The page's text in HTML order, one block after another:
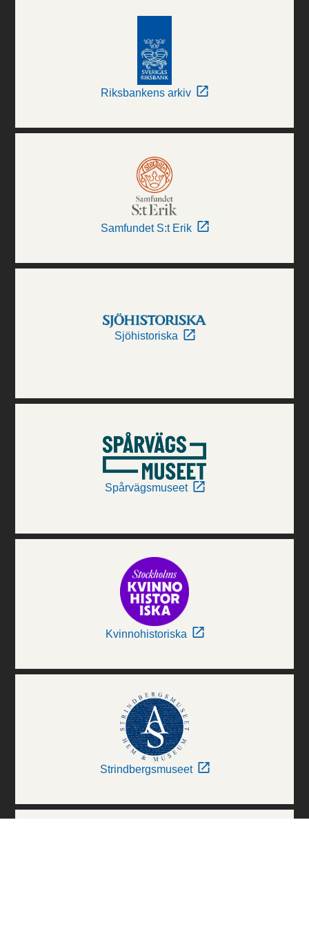
Riksbankens arkiv
Samfundet S:t Erik
Sjöhistoriska
Spårvägsmuseet
Kvinnohistoriska
Strindbergsmuseet